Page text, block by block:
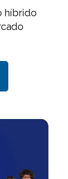
híbrido